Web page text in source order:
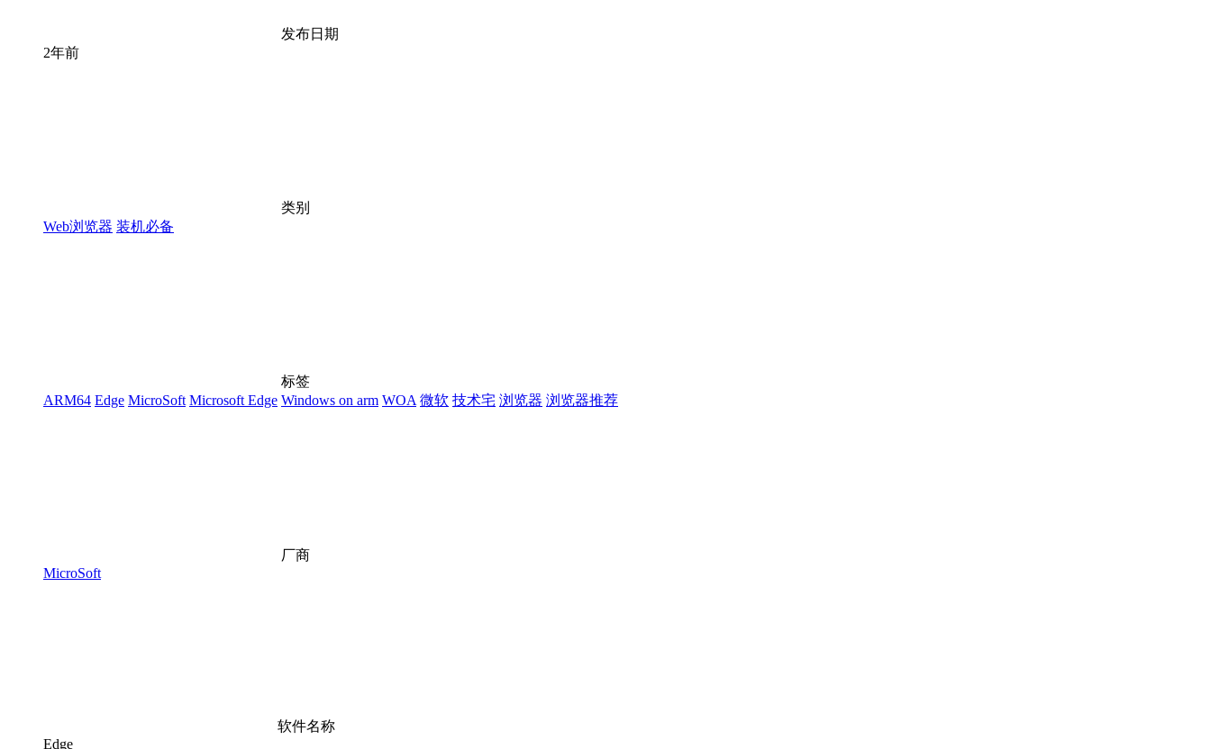
发布日期
2年前
类别
Web浏览器 装机必备
标签
ARM64 Edge MicroSoft Microsoft Edge Windows on arm WOA 微软 技术宅 浏览器 浏览器推荐
厂商
MicroSoft
软件名称
Edge